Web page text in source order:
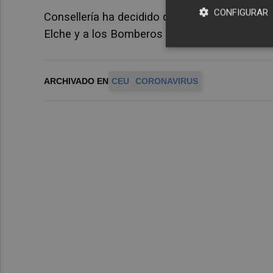
Consellería ha decidido que una parte del
Elche y a los Bomberos de Castellón.
ARCHIVADO EN CEU CORONAVIRUS
CONFIGURAR